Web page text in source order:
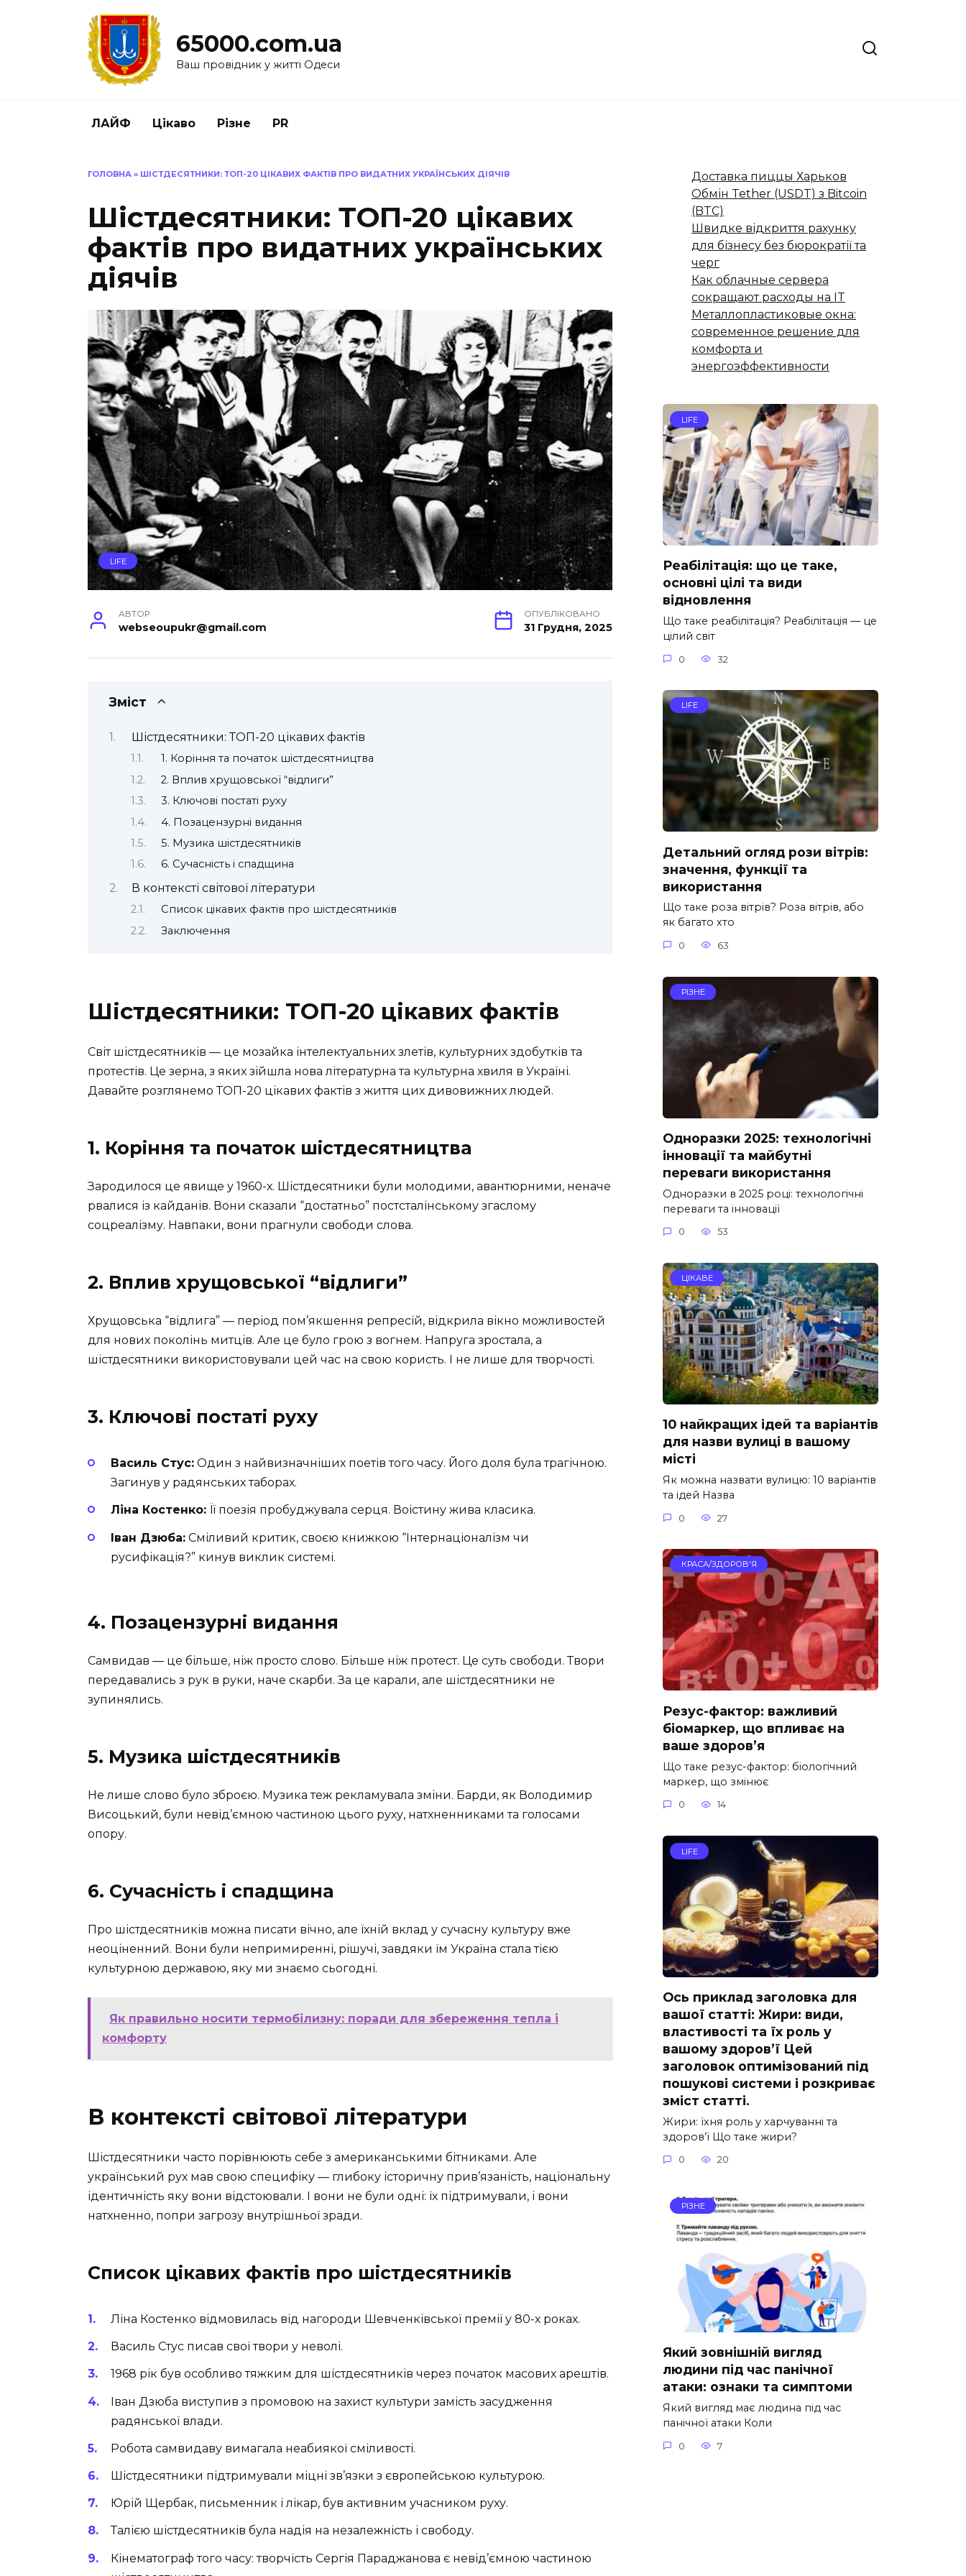
65000.com.ua
Ваш провідник у житті Одеси
ЛАЙФ Цікаво Різне PR
ГОЛОВНА » ШІСТДЕСЯТНИКИ: ТОП-20 ЦІКАВИХ ФАКТІВ ПРО ВИДАТНИХ УКРАЇНСЬКИХ ДІЯЧІВ
Шістдесятники: ТОП-20 цікавих
фактів про видатних українських
діячів
LIFE
АВТОР
webseoupukr@gmail.com
ОПУБЛІКОВАНО
31 Грудня, 2025
Зміст
Шістдесятники: ТОП-20 цікавих фактів
1. Коріння та початок шістдесятництва
2. Вплив хрущовської “відлиги”
3. Ключові постаті руху
4. Позацензурні видання
5. Музика шістдесятників
6. Сучасність і спадщина
В контексті світової літератури
Список цікавих фактів про шістдесятників
Заключення
Шістдесятники: ТОП-20 цікавих фактів
Світ шістдесятників — це мозайка інтелектуальних злетів, культурних здобутків та
протестів. Це зерна, з яких зійшла нова літературна та культурна хвиля в Україні.
Давайте розглянемо ТОП-20 цікавих фактів з життя цих дивовижних людей.
1. Коріння та початок шістдесятництва
Зародилося це явище у 1960-х. Шістдесятники були молодими, авантюрними, неначе
рвалися із кайданів. Вони сказали “достатньо” постсталінському згаслому
соцреалізму. Навпаки, вони прагнули свободи слова.
2. Вплив хрущовської “відлиги”
Хрущовська “відлига” — період пом’якшення репресій, відкрила вікно можливостей
для нових поколінь митців. Але це було грою з вогнем. Напруга зростала, а
шістдесятники використовували цей час на свою користь. І не лише для творчості.
3. Ключові постаті руху
Василь Стус: Один з найвизначніших поетів того часу. Його доля була трагічною.
Загинув у радянських таборах.
Ліна Костенко: Її поезія пробуджувала серця. Воістину жива класика.
Іван Дзюба: Сміливий критик, своєю книжкою “Інтернаціоналізм чи
русифікація?” кинув виклик системі.
4. Позацензурні видання
Самвидав — це більше, ніж просто слово. Більше ніж протест. Це суть свободи. Твори
передавались з рук в руки, наче скарби. За це карали, але шістдесятники не
зупинялись.
5. Музика шістдесятників
Не лише слово було зброєю. Музика теж рекламувала зміни. Барди, як Володимир
Висоцький, були невід’ємною частиною цього руху, натхненниками та голосами
опору.
6. Сучасність і спадщина
Про шістдесятників можна писати вічно, але їхній вклад у сучасну культуру вже
неоціненний. Вони були непримиренні, рішучі, завдяки їм Україна стала тією
культурною державою, яку ми знаємо сьогодні.
Як правильно носити термобілизну: поради для збереження тепла і
комфорту
В контексті світової літератури
Шістдесятники часто порівнюють себе з американськими бітниками. Але
український рух мав свою специфіку — глибоку історичну прив’язаність, національну
ідентичність яку вони відстоювали. І вони не були одні: їх підтримували, і вони
натхненно, попри загрозу внутрішньої зради.
Список цікавих фактів про шістдесятників
Ліна Костенко відмовилась від нагороди Шевченківської премії у 80-х роках.
Василь Стус писав свої твори у неволі.
1968 рік був особливо тяжким для шістдесятників через початок масових арештів.
Іван Дзюба виступив з промовою на захист культури замість засудження
радянської влади.
Робота самвидаву вимагала неабиякої сміливості.
Шістдесятники підтримували міцні зв’язки з європейською культурою.
Юрій Щербак, письменник і лікар, був активним учасником руху.
Талією шістдесятників була надія на незалежність і свободу.
Кінематограф того часу: творчість Сергія Параджанова є невід’ємною частиною
Доставка пиццы Харьков
Обмін Tether (USDT) з Bitcoin
(BTC)
Швидке відкриття рахунку
для бізнесу без бюрократії та
черг
Как облачные сервера
сокращают расходы на IT
Металлопластиковые окна:
современное решение для
комфорта и
энергоэффективности
LIFE
Реабілітація: що це таке,
основні цілі та види
відновлення
Що таке реабілітація? Реабілітація — це
цілий світ
0 32
LIFE
Детальний огляд рози вітрів:
значення, функції та
використання
Що таке роза вітрів? Роза вітрів, або
як багато хто
0 63
РІЗНЕ
Одноразки 2025: технологічні
інновації та майбутні
переваги використання
Одноразки в 2025 році: технологічні
переваги та інновації
0 53
ЦІКАВЕ
10 найкращих ідей та варіантів
для назви вулиці в вашому
місті
Як можна назвати вулицю: 10 варіантів
та ідей Назва
0 27
КРАСА/ЗДОРОВ'Я
Резус-фактор: важливий
біомаркер, що впливає на
ваше здоров’я
Що таке резус-фактор: біологічний
маркер, що змінює
0 14
LIFE
Ось приклад заголовка для
вашої статті: Жири: види,
властивості та їх роль у
вашому здоров’ї Цей
заголовок оптимізований під
пошукові системи і розкриває
зміст статті.
Жири: їхня роль у харчуванні та
здоров’ї Що таке жири?
0 20
РІЗНЕ
Який зовнішній вигляд
людини під час панічної
атаки: ознаки та симптоми
Який вигляд має людина під час
панічної атаки Коли
0 7